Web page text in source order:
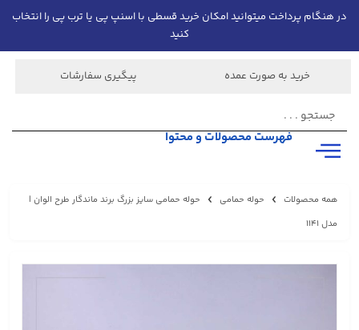
در هنگام پرداخت میتوانید امکان خرید قسطی با اسنپ پی یا ترب پی را انتخاب
کنید
خرید به صورت عمده پیگیری سفارشات
فهرست محصولات و محتوا
همه محصولات حوله حمامی
حوله حمامی سایز بزرگ برند ماندگار طرح الوان |
مدل 1141